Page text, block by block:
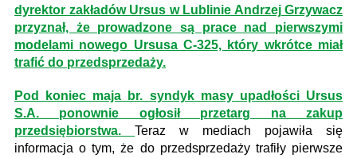
dyrektor zakładów Ursus w Lublinie Andrzej Grzywacz
przyznał, że prowadzone są prace nad pierwszymi
modelami nowego Ursusa C-325, który wkrótce miał
trafić do przedsprzedaży.
Pod koniec maja br. syndyk masy upadłości Ursus
S.A. ponownie ogłosił przetarg na zakup
przedsiębiorstwa. Teraz w mediach pojawiła się
informacja o tym, że do przedsprzedaży trafiły pierwsze